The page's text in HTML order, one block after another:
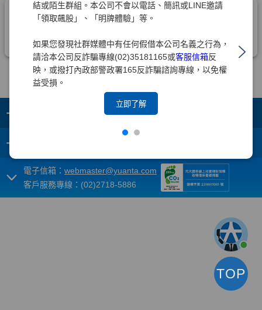
結或陌生群組。本公司不會以電話、簡訊或LINE邀請
「領取飆股」、「明牌體驗」等。
如果您發現社群媒體中有任何假借本公司名義之行為，
請洽本公司反詐騙專線(02)35181165或客服信箱反
映，或撥打內政部警政署165反詐騙諮詢專線，以免權
益受損。
立即了解
+
+
電子信箱： webmaster@yuanta.com
客戶服務專線：(02)2718-5886
TOP